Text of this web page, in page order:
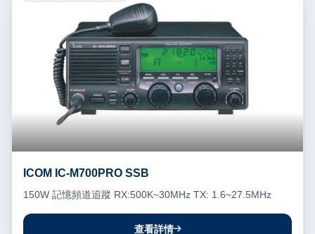
ICOM IC-M700PRO SSB
150W 記憶頻道追蹤 RX:500K~30MHz TX: 1.6~27.5MHz
查看詳情